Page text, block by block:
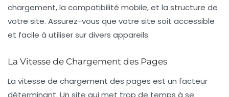
chargement, la compatibilité mobile, et la structure de
votre site. Assurez-vous que votre site soit accessible
et facile à utiliser sur divers appareils.
La Vitesse de Chargement des Pages
La vitesse de chargement des pages est un facteur